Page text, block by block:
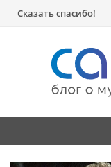
Перейти
содержанию
Сказать спасибо!